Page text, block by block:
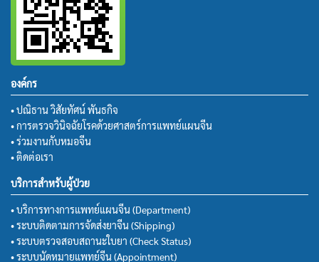
องค์กร
• ปณิธาน วิสัยทัศน์ พันธกิจ
• การตรวจวินิจฉัยโรคด้วยศาสตร์การแพทย์แผนจีน
• ร่วมงานกับหมอจีน
• ติดต่อเรา
บริการสำหรับผู้ป่วย
• บริการทางการแพทย์แผนจีน (Department)
• ระบบติดตามการจัดส่งยาจีน (Shipping)
• ระบบตรวจสอบสถานะใบยา (Check Status)
• ระบบนัดหมายแพทย์จีน (Appointment)